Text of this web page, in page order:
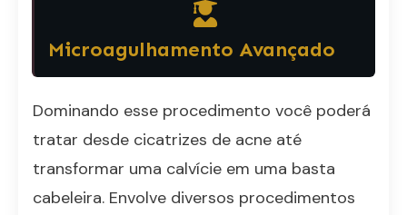
Microagulhamento Avançado
Dominando esse procedimento você poderá
tratar desde cicatrizes de acne até
transformar uma calvície em uma basta
cabeleira. Envolve diversos procedimentos